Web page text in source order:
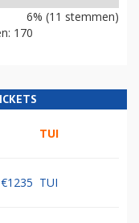
6% (11 stemmen)
170
TUI
TUI